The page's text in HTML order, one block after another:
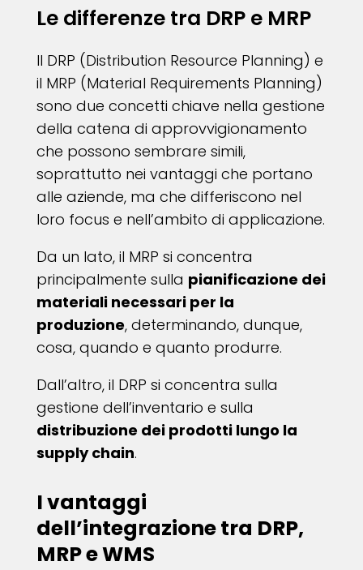
Le differenze tra DRP e MRP
Il DRP (Distribution Resource Planning) e
il MRP (Material Requirements Planning)
sono due concetti chiave nella gestione
della catena di approvvigionamento
che possono sembrare simili,
soprattutto nei vantaggi che portano
alle aziende, ma che differiscono nel
loro focus e nell’ambito di applicazione.
Da un lato, il MRP si concentra
principalmente sulla pianificazione dei
materiali necessari per la
produzione, determinando, dunque,
cosa, quando e quanto produrre.
Dall’altro, il DRP si concentra sulla
gestione dell’inventario e sulla
distribuzione dei prodotti lungo la
supply chain.
I vantaggi
dell’integrazione tra DRP,
MRP e WMS